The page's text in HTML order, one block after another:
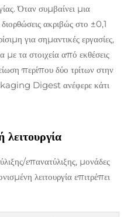
Όταν συμβαίνει μια
ακριβώς στο ±0,1
για σημαντικές εργασίες,
τα στοιχεία από εκθέσεις
περίπου δύο τρίτων στην
Digest ανέφερε κάτι
επανατύλιξης, μονάδες
λειτουργία επιτρέπει